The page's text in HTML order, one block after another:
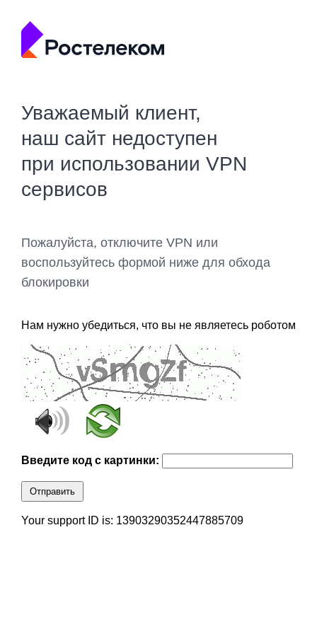
Уважаемый клиент,
наш сайт недоступен
при использовании VPN
сервисов
Пожалуйста, отключите VPN или
воспользуйтесь формой ниже для обхода
блокировки
Нам нужно убедиться, что вы не являетесь роботом
Введите код с картинки:
Отправить
Your support ID is: 13903290352447885709